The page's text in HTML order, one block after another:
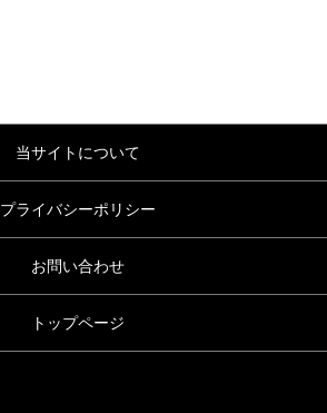
当サイトについて
プライバシーポリシー
お問い合わせ
トップページ